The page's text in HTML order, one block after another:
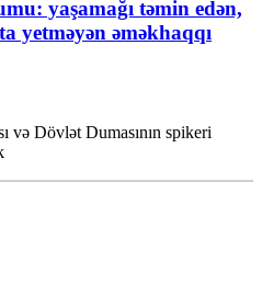
yaşamağı təmin edən,
yetməyən əməkhaqqı
və Dövlət Dumasının spikeri